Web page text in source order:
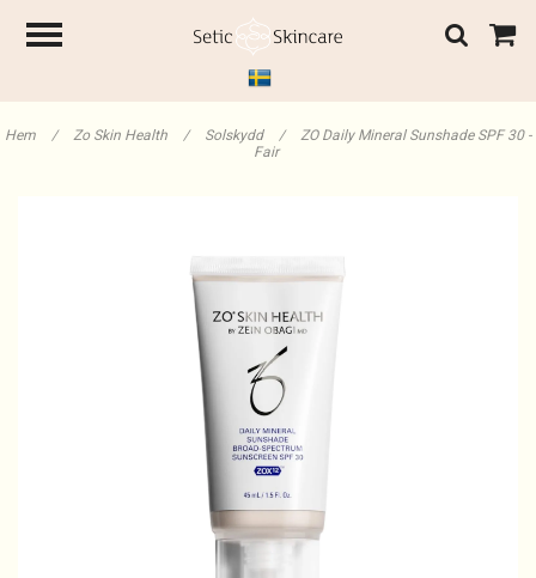
Hem / Zo Skin Health / Solskydd /
ZO Daily Mineral Sunshade SPF 30 -
Fair